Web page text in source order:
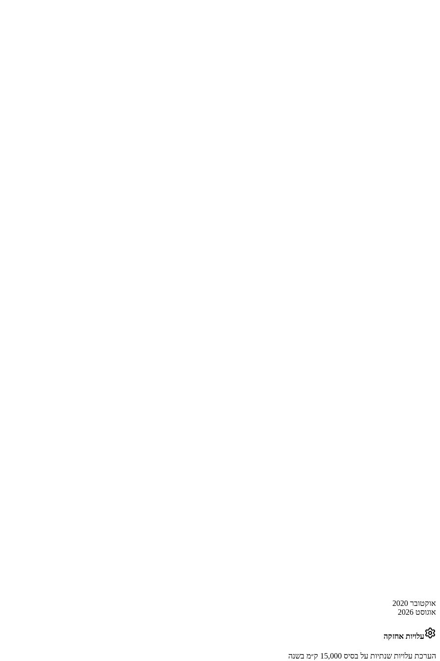
אוקטובר 2020
אוגוסט 2026
עלויות אחזקה
הערכת עלויות שנתיות על בסיס 15,000 ק״מ בשנה